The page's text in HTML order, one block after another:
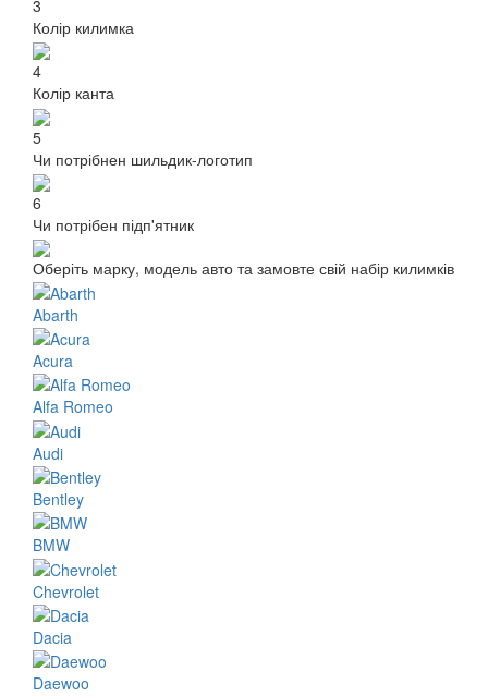
3
Колір килимка
4
Колір канта
5
Чи потрібнен шильдик-логотип
6
Чи потрібен підп'ятник
Оберіть марку, модель авто та замовте свій набір килимків
Abarth
Acura
Alfa Romeo
Audi
Bentley
BMW
Chevrolet
Dacia
Daewoo